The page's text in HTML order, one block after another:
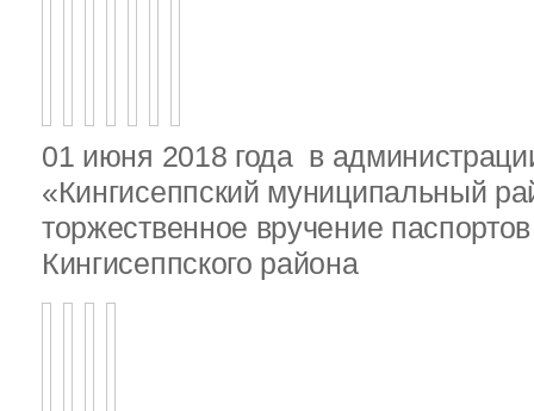
01 июня 2018 года в
«Кингисеппский муниципальный
торжественное вручение
Кингисеппского района